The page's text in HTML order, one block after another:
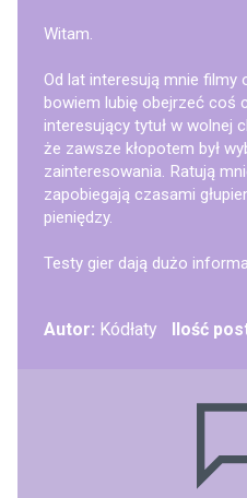
Witam.
Od lat interesują mnie filmy
bowiem lubię obejrzeć coś
interesujący tytuł w wolnej
że zawsze kłopotem był
zainteresowania. Ratują
zapobiegają czasami
pieniędzy.
Testy gier dają dużo
Autor: Kódłaty Ilość